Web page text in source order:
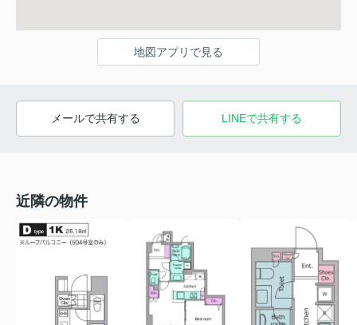
地図アプリで見る
メールで共有する LINEで共有する
近隣の物件